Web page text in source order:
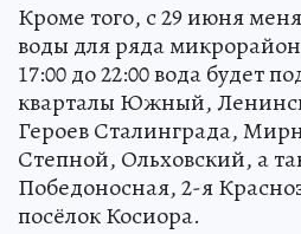
Кроме того, с 29 июня
воды для ряда
17:00 до 22:00 вода будет
кварталы Южный,
Героев Сталинграда,
Степной, Ольховский, а
Победоносная, 2-я
посёлок Косиора.